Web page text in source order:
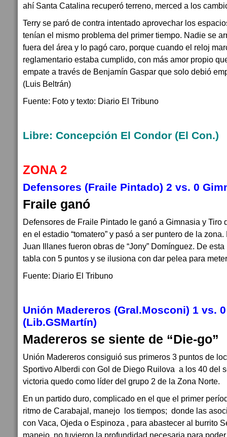
ahí Santa Catalina recuperó terreno, merced a los
Terry se paró de contra intentado aprovechar los
tenían el mismo problema del primer tiempo. Nadie se
fuera del área y lo pagó caro, porque cuando el reloj
reglamentario estaba cumplido, con más amor propio
empate a través de Benjamín Gaspar que solo debió
(Luis Beltrán)
Fuente: Foto y texto: Diario El Tribuno
Libre: Concepción El Condor (El Con.)
ZONA 2
Defensores (Fraile Pintado) 2 vs. 0
Fraile ganó
Defensores de Fraile Pintado le ganó a Gimnasia y Tiro
en el estadio “tomatero” y pasó a ser puntero de la
Juan Illanes fueron obras de “Jony” Domínguez. De
tabla con 5 puntos y se ilusiona con dar pelea para
Fuente: Diario El Tribuno
Unión Madereros (Gral.Mosconi) 1 vs.
(Lib.GSMartín)
Madereros se siente de “Die-go”
Unión Madereros consiguió sus primeros 3 puntos de
Sportivo Alberdi con Gol de Diego Ruilova a los 40 del
victoria quedo como líder del grupo 2 de la Zona Norte.
En un partido duro, complicado en el que el primer
ritmo de Carabajal, manejo los tiempos; donde las
con Vaca, Ojeda o Espinoza , para abastecer al burrito
manejo, no tuvieron la profundidad necesaria para